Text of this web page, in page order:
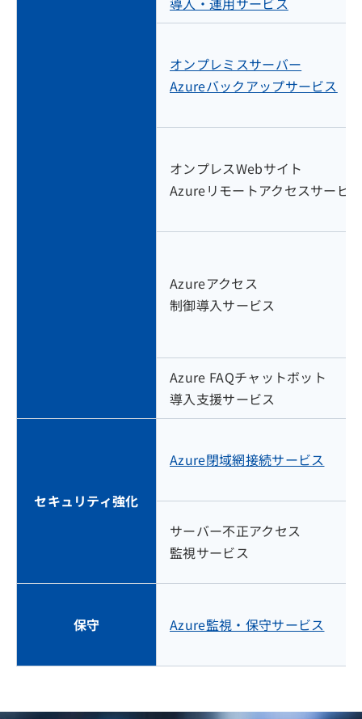
オンプレミスサーバー
Azureバックアップサービス
オンプレスWebサイト
Azureリモートアクセスサービ
Azureアクセス
制御導入サービス
Azure FAQチャットボット
導入支援サービス
セキュリティ強化
Azure閉域網接続サービス
サーバー不正アクセス
監視サービス
保守 Azure監視・保守サービス